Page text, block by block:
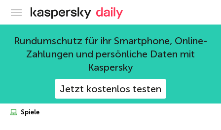
Offizieller Blog von Kaspersky
Rundumschutz für ihr Smartphone, Online-
Zahlungen und persönliche Daten mit
Kaspersky
Jetzt kostenlos testen
Spiele